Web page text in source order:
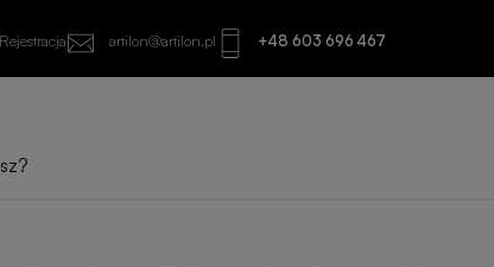
artilon@artilon.pl +48 603 696 467